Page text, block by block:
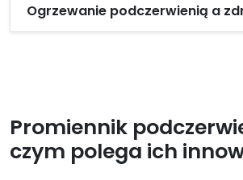
Ogrzewanie podczerwienią a
Promiennik
czym polega ich